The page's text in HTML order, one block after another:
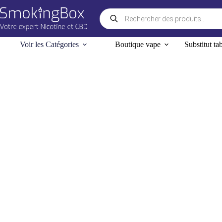
au
Recherche
de
produits
Voir les Catégories Boutique vape Substitut